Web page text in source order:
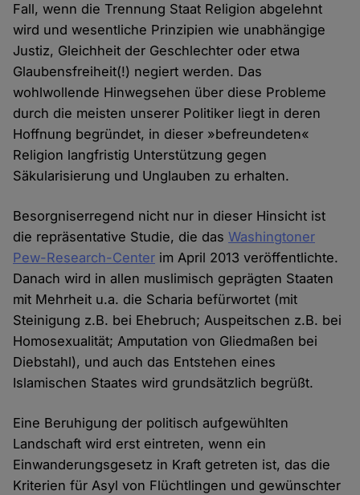
Fall, wenn die Trennung Staat Religion abgelehnt
wird und wesentliche Prinzipien wie unabhängige
Justiz, Gleichheit der Geschlechter oder etwa
Glaubensfreiheit(!) negiert werden. Das
wohlwollende Hinwegsehen über diese Probleme
durch die meisten unserer Politiker liegt in deren
Hoffnung begründet, in dieser »befreundeten«
Religion langfristig Unterstützung gegen
Säkularisierung und Unglauben zu erhalten.
Besorgniserregend nicht nur in dieser Hinsicht ist
die repräsentative Studie, die dasWashingtoner
Pew-Research-Center im April 2013 veröffentlichte.
Danach wird in allen muslimisch geprägten Staaten
mit Mehrheit u.a. die Scharia befürwortet (mit
Steinigung z.B. bei Ehebruch; Auspeitschen z.B. bei
Homosexualität; Amputation von Gliedmaßen bei
Diebstahl), und auch das Entstehen eines
Islamischen Staates wird grundsätzlich begrüßt.
Eine Beruhigung der politisch aufgewühlten
Landschaft wird erst eintreten, wenn ein
Einwanderungsgesetz in Kraft getreten ist, das die
Kriterien für Asyl von Flüchtlingen und gewünschter